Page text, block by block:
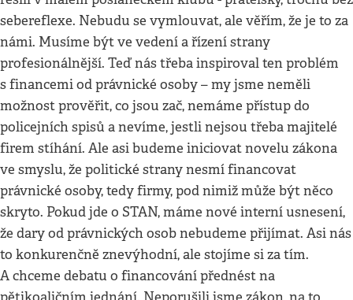
sebereflexe. Nebudu se vymlouvat, ale věřím, že je to za
námi. Musíme být ve vedení a řízení strany
profesionálnější. Teď nás třeba inspiroval ten problém
s financemi od právnické osoby – my jsme neměli
možnost prověřit, co jsou zač, nemáme přístup do
policejních spisů a nevíme, jestli nejsou třeba majitelé
firem stíhání. Ale asi budeme iniciovat novelu zákona
ve smyslu, že politické strany nesmí financovat
právnické osoby, tedy firmy, pod nimiž může být něco
skryto. Pokud jde o STAN, máme nové interní usnesení,
že dary od právnických osob nebudeme přijímat. Asi nás
to konkurenčně znevýhodní, ale stojíme si za tím.
A chceme debatu o financování přednést na